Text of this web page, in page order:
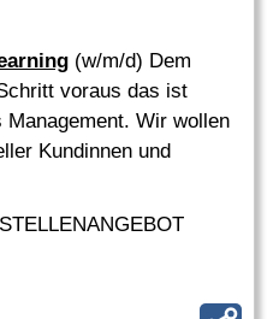
(w/m/d) Dem
voraus das ist
Wir wollen
Kundinnen und